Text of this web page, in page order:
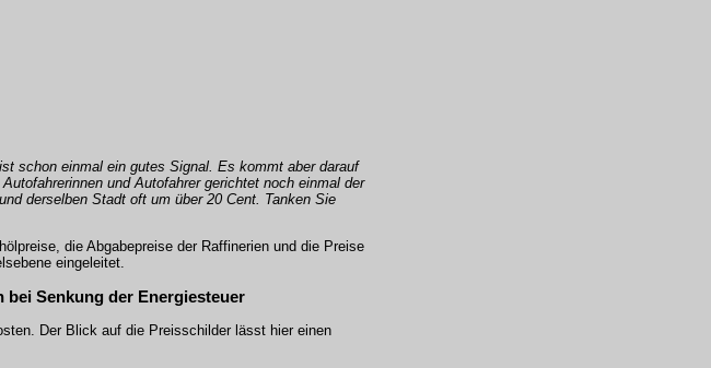
schon einmal ein gutes Signal. Es kommt aber darauf
und Autofahrer gerichtet noch einmal der
derselben Stadt oft um über 20 Cent. Tanken Sie
die Abgabepreise der Raffinerien und die Preise
eingeleitet.
Senkung der Energiesteuer
Der Blick auf die Preisschilder lässt hier einen